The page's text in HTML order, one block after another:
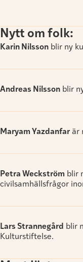
Nytt om folk:
Karin Nilsson blir ny
Andreas Nilsson blir
Maryam Yazdanfar är
Petra Weckström blir
civilsamhällsfrågor
Lars Strannegård blir
Kulturstiftelse.